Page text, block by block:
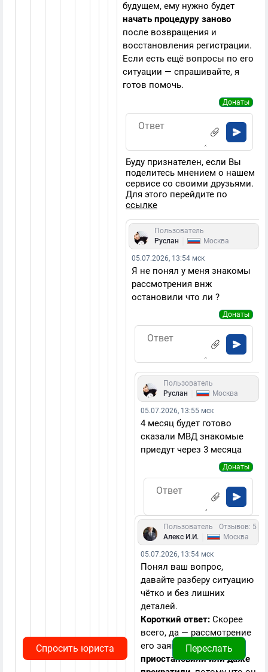
будущем, ему нужно будет
начать процедуру заново
после возвращения и
восстановления регистрации.
Если есть ещё вопросы по его
ситуации — спрашивайте, я
готов помочь.
Донаты
Буду признателен, если Вы
поделитесь мнением о нашем
сервисе со своими друзьями.
Для этого перейдите по
ссылке
Пользователь
Руслан
Москва
05.07.2026, 13:54 мск
Я не понял у меня знакомы
рассмотрения внж
остановили что ли ?
Донаты
Пользователь
Руслан
Москва
05.07.2026, 13:55 мск
4 месяц будет готово
сказали МВД знакомые
приедут через 3 месяца
Донаты
Пользователь
Отзывов: 5
Алекс И.И.
Москва
05.07.2026, 13:54 мск
Понял ваш вопрос,
давайте разберу ситуацию
чётко и без лишних
деталей.
Короткий ответ: Скорее
всего, да — рассмотрение
его заявления на ВНЖ
приостановили или даже
Спросить юриста Переслать